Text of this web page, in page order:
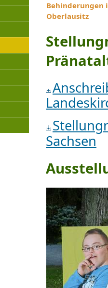
Behinderungen
Oberlausitz
Sachsen